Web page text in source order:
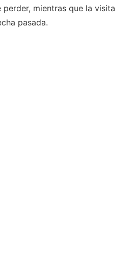
mientras que la visita
pasada.